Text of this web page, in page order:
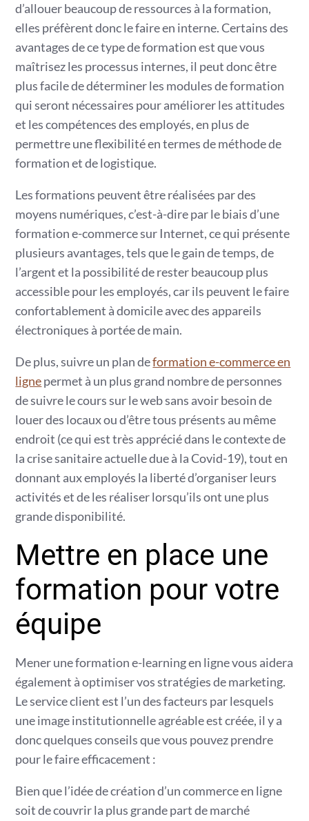
d’allouer beaucoup de ressources à la formation,
elles préfèrent donc le faire en interne. Certains des
avantages de ce type de formation est que vous
maîtrisez les processus internes, il peut donc être
plus facile de déterminer les modules de formation
qui seront nécessaires pour améliorer les attitudes
et les compétences des employés, en plus de
permettre une flexibilité en termes de méthode de
formation et de logistique.
Les formations peuvent être réalisées par des
moyens numériques, c’est-à-dire par le biais d’une
formation e-commerce sur Internet, ce qui présente
plusieurs avantages, tels que le gain de temps, de
l’argent et la possibilité de rester beaucoup plus
accessible pour les employés, car ils peuvent le faire
confortablement à domicile avec des appareils
électroniques à portée de main.
De plus, suivre un plan deformation e-commerce en
lignepermet à un plus grand nombre de personnes
de suivre le cours sur le web sans avoir besoin de
louer des locaux ou d’être tous présents au même
endroit (ce qui est très apprécié dans le contexte de
la crise sanitaire actuelle due à la Covid-19), tout en
donnant aux employés la liberté d’organiser leurs
activités et de les réaliser lorsqu’ils ont une plus
grande disponibilité.
Mettre en place une
formation pour votre
équipe
Mener une formation e-learning en ligne vous aidera
également à optimiser vos stratégies de marketing.
Le service client est l’un des facteurs par lesquels
une image institutionnelle agréable est créée, il y a
donc quelques conseils que vous pouvez prendre
pour le faire efficacement :
Bien que l’idée de création d’un commerce en ligne
soit de couvrir la plus grande part de marché